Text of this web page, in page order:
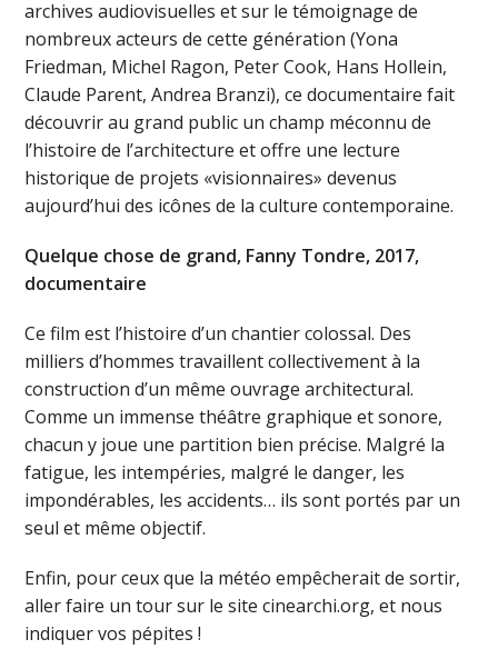
archives audiovisuelles et sur le témoignage de
nombreux acteurs de cette génération (Yona
Friedman, Michel Ragon, Peter Cook, Hans Hollein,
Claude Parent, Andrea Branzi), ce documentaire fait
découvrir au grand public un champ méconnu de
l’histoire de l’architecture et offre une lecture
historique de projets «visionnaires» devenus
aujourd’hui des icônes de la culture contemporaine.
Quelque chose de grand, Fanny Tondre, 2017,
documentaire
Ce film est l’histoire d’un chantier colossal. Des
milliers d’hommes travaillent collectivement à la
construction d’un même ouvrage architectural.
Comme un immense théâtre graphique et sonore,
chacun y joue une partition bien précise. Malgré la
fatigue, les intempéries, malgré le danger, les
impondérables, les accidents… ils sont portés par un
seul et même objectif.
Enfin, pour ceux que la météo empêcherait de sortir,
aller faire un tour sur le site cinearchi.org, et nous
indiquer vos pépites !